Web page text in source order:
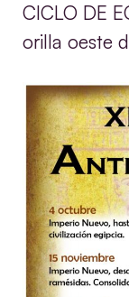
CICLO DE
orilla oeste